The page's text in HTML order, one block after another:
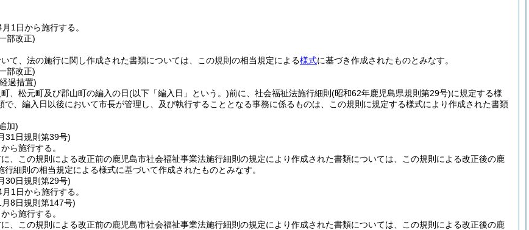
1日から施行する。
部改正)
て、法の施行に関し作成された書類については、この規則の相当規定による様式に基づき作成されたものとみなす。
部改正)
過措置)
、松元町及び郡山町の編入の日(以下「編入日」という。)前に、社会福祉法施行細則 (昭和62年鹿児島県規則第29号)に規定する様
で、編入日以後において市長が管理し、及び執行することとなる事務に係るものは、この規則に規定する様式により作成された書類
加)
31日規則第39号)
ら施行する。
、この規則による改正前の鹿児島市社会福祉事業法施行細則の規定により作成された書類については、この規則による改正後の鹿
行細則の相当規定による様式に基づいて作成されたものとみなす。
30日規則第29号)
1日から施行する。
8日規則第147号)
ら施行する。
、この規則による改正前の鹿児島市社会福祉事業法施行細則の規定により作成された書類については、この規則による改正後の鹿